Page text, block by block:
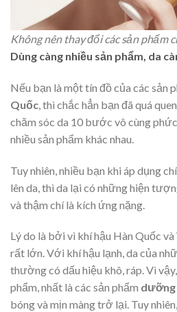
Không nên thay đổi các sản phẩm
Dùng càng nhiều sản phẩm, da
Nếu bạn là một tín đồ của các sản
Quốc , thì chắc hẳn bạn đã quá
chăm sóc da 10 bước vô cùng
nhiều sản phẩm khác nhau.
Tuy nhiên, nhiều bạn khi áp dụng
lên da, thì da lại có những hiện
và thậm chí là kích ứng nặng.
Lý do là bởi vì khí hậu Hàn Quốc
rất lớn. Với khí hậu lạnh, da của
thường có dấu hiệu khô, ráp. Vì
phẩm, nhất là các sản phẩm dưỡng
bóng và mịn màng trở lại. Tuy